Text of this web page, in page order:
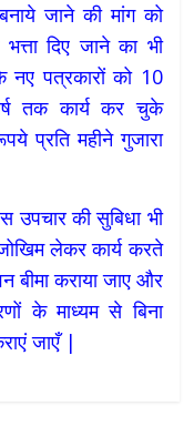
जाने की मांग को
दिए जाने का भी
पत्रकारों को 10
तक कार्य कर चुके
प्रति महीने गुजारा
की सुबिधा भी
लेकर कार्य करते
कराया जाए और
के माध्यम से बिना
जाएँ |